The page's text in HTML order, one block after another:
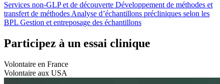
Services non-GLP et de découverte Développement de méthodes et
transfert de méthodes Analyse d’échantillons précliniques selon les
BPL Gestion et entreposage des échantillons
Participez à un essai clinique
Volontaire en France
Volontaire aux USA